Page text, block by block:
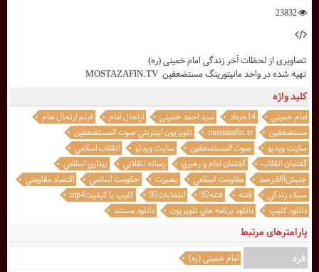
23832
تصاویری از لحظات آخر زندگی امام خمینی (ره)
تهيه شده در واحد مانيتورينگ مستضعفين MOSTAZAFIN.TV
کلید واژه
امام خمینی 14خرداد سید احمد خمینی ارتحال امام
فیلم ارتحال امام
مستضعفين
mostazafin.tv
تلويزيون اينترنتي صوت المستضعفين
سايت ويديو
صوت المستضعفين سايت ويدئو
انقلاب اسلامي
گفتمان انقلاب
گفتمان امام و رهبري رسانه انقلابي
بيداري اسلامي
جنبش99درصد
مقاومت اسلامي بصيرت حکومت اسلامي
اقتصاد مقاومتي
سبک زندگي
فتنه فتنه92 انتخابات92
کليپ با کيفيتmp4
دانلود کليپ
دانلود برنامه هاي تلويزيون دانلود مستند
پارامترهای مرتبط
فرد
امام خمینی (ره)